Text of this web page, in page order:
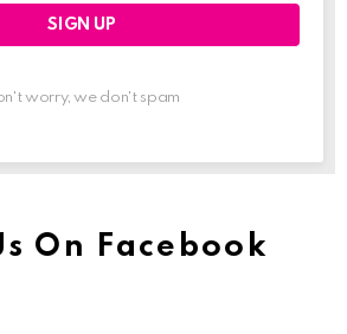
worry, we don't spam
On Facebook